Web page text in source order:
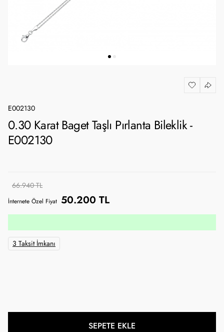
E002130
0.30 Karat Baget Taşlı Pırlanta Bileklik -
E002130
66.940 TL
İnternete Özel Fiyat 50.200 TL
3 Taksit İmkanı
SEPETE EKLE